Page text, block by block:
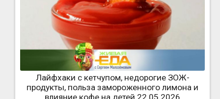
Лайфхаки с кетчупом, недорогие ЗОЖ-
продукты, польза замороженного лимона и